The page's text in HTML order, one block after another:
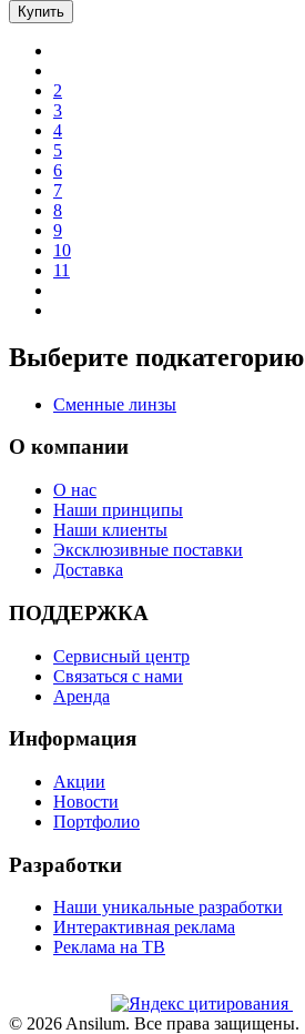
2
3
4
5
6
7
8
9
10
11
Выберите подкатегорию
Сменные линзы
О компании
О нас
Наши принципы
Наши клиенты
Эксклюзивные поставки
Доставка
ПОДДЕРЖКА
Сервисный центр
Связаться с нами
Аренда
Информация
Акции
Новости
Портфолио
Разработки
Наши уникальные разработки
Интерактивная реклама
Реклама на ТВ
© 2026Ansilum. Все права защищены.